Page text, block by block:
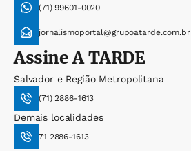
(71) 99601-0020
jornalismoportal@grupoatarde.com.br
AssineA TARDE
Salvador e Região Metropolitana
(71) 2886-1613
Demais localidades
71 2886-1613